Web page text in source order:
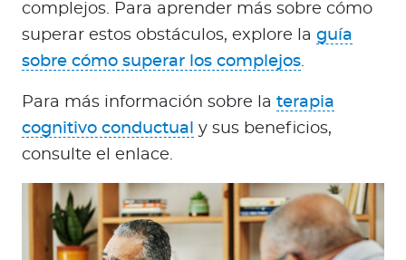
complejos. Para aprender más sobre cómo
superar estos obstáculos, explore la guía
sobre cómo superar los complejos.
Para más información sobre la terapia
cognitivo conductual
y sus beneficios,
consulte el enlace.